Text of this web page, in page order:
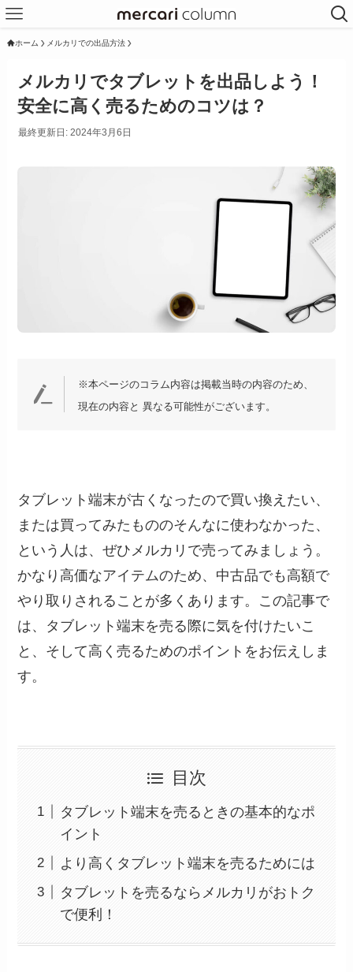
ホーム メルカリでの出品方法
メルカリでタブレットを出品しよう！
安全に高く売るためのコツは？
最終更新日: 2024年3月6日
※本ページのコラム内容は掲載当時の内容のため、
現在の内容と 異なる可能性がございます。
タブレット端末が古くなったので買い換えたい、
または買ってみたもののそんなに使わなかった、
という人は、ぜひメルカリで売ってみましょう。
かなり高価なアイテムのため、中古品でも高額で
やり取りされることが多くあります。この記事で
は、タブレット端末を売る際に気を付けたいこ
と、そして高く売るためのポイントをお伝えしま
す。
目次
タブレット端末を売るときの基本的なポ
イント
より高くタブレット端末を売るためには
タブレットを売るならメルカリがおトク
で便利！